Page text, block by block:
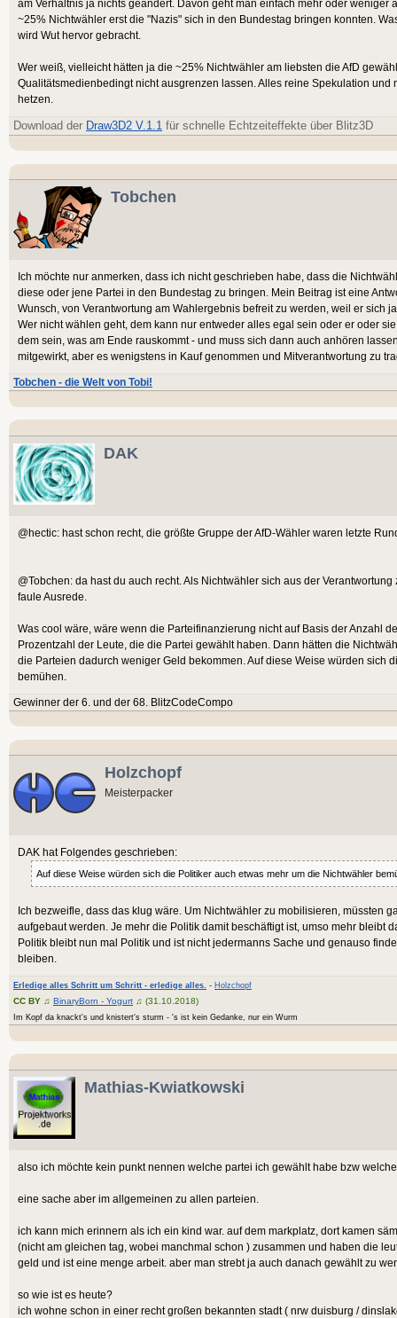
am Verhältnis ja nichts geändert. Davon geht man einfach mehr oder weniger
~25% Nichtwähler erst die "Nazis" sich in den Bundestag bringen konnten.
wird Wut hervor gebracht.
Wer weiß, vielleicht hätten ja die ~25% Nichtwähler am liebsten die AfD
Qualitätsmedienbedingt nicht ausgrenzen lassen. Alles reine Spekulation
hetzen.
Download der Draw3D2 V.1.1 für schnelle Echtzeiteffekte über Blitz3D
Tobchen
Ich möchte nur anmerken, dass ich nicht geschrieben habe, dass die
diese oder jene Partei in den Bundestag zu bringen. Mein Beitrag ist eine
Wunsch, von Verantwortung am Wahlergebnis befreit zu werden, weil er sich
Wer nicht wählen geht, dem kann nur entweder alles egal sein oder er oder
dem sein, was am Ende rauskommt - und muss sich dann auch anhören
mitgewirkt, aber es wenigstens in Kauf genommen und Mitverantwortung zu
Tobchen - die Welt von Tobi!
DAK
@hectic: hast schon recht, die größte Gruppe der AfD-Wähler waren letzte
@Tobchen: da hast du auch recht. Als Nichtwähler sich aus der
faule Ausrede.
Was cool wäre, wäre wenn die Parteifinanzierung nicht auf Basis der Anzahl
Prozentzahl der Leute, die die Partei gewählt haben. Dann hätten die
die Parteien dadurch weniger Geld bekommen. Auf diese Weise würden sich
bemühen.
Gewinner der 6. und der 68. BlitzCodeCompo
Holzchopf
Meisterpacker
DAK hat Folgendes geschrieben:
Auf diese Weise würden sich die Politiker auch etwas mehr um die Nichtwähler
Ich bezweifle, dass das klug wäre. Um Nichtwähler zu mobilisieren, müssten
aufgebaut werden. Je mehr die Politik damit beschäftigt ist, umso mehr bleibt
Politik bleibt nun mal Politik und ist nicht jedermanns Sache und genauso
bleiben.
Erledige alles Schritt um Schritt - erledige alles. - Holzchopf
CC BY ♫ BinaryBorn - Yogurt ♫ (31.10.2018)
Im Kopf da knackt's und knistert's sturm - 's ist kein Gedanke, nur ein Wurm
Mathias-Kwiatkowski
also ich möchte kein punkt nennen welche partei ich gewählt habe bzw
eine sache aber im allgemeinen zu allen parteien.
ich kann mich erinnern als ich ein kind war. auf dem markplatz, dort kamen
(nicht am gleichen tag, wobei manchmal schon ) zusammen und haben die
geld und ist eine menge arbeit. aber man strebt ja auch danach gewählt zu
so wie ist es heute?
ich wohne schon in einer recht großen bekannten stadt ( nrw duisburg /